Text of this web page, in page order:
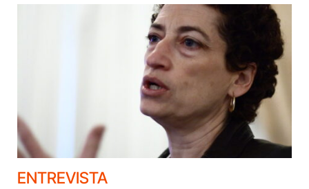
ENTREVISTA